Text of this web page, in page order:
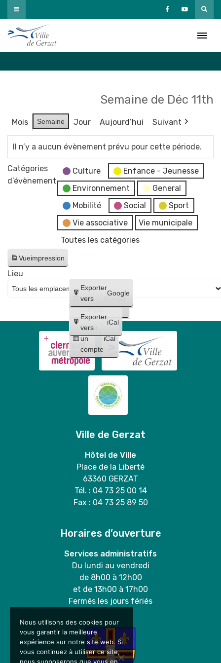
Passer
au
contenu
Semaine de Déc 11th
Mois Semaine Jour Aujourd’hui Suivant
Il n’y a aucun évènement prévu pour cette période.
Catégories
d’évènement
Culture
Enfance - Jeunesse
Environnement
General
Mobilité
Social
Sport
Vie associative
Vie municipale
Toutes les catégories
Vueimpression
Créer
un
compte
Google
Créer
un
compte
iCal
Exporter
vers
Google
Exporter
vers
iCal
Lieu
Ville de Gerzat
Hôtel de Ville
Place de la Liberté
63360 GERZAT
Tél. : 04 73 25 00 14
Fax : 04 73 25 89 50
Horaires d’ouverture
Services administratifs
Du lundi au vendredi
de 8h00 à 12h00
et de 13h00 à 17h00
Fermés les jours fériés
Nous utilisons des cookies pour
vous garantir la meilleure
expérience sur notre site web. Si
vous continuez à utiliser ce site,